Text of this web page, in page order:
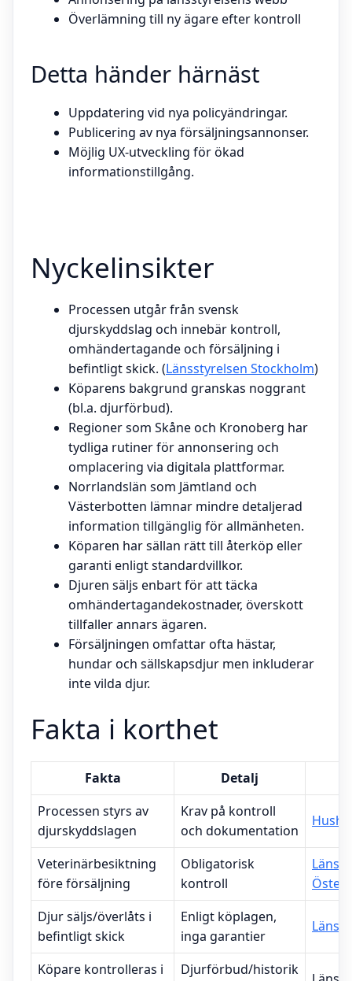
Överlämning till ny ägare efter kontroll
Detta händer härnäst
Uppdatering vid nya policyändringar.
Publicering av nya försäljningsannonser.
Möjlig UX-utveckling för ökad
informationstillgång.
Nyckelinsikter
Processen utgår från svensk
djurskyddslag och innebär kontroll,
omhändertagande och försäljning i
befintligt skick. (Länsstyrelsen Stockholm)
Köparens bakgrund granskas noggrant
(bl.a. djurförbud).
Regioner som Skåne och Kronoberg har
tydliga rutiner för annonsering och
omplacering via digitala plattformar.
Norrlandslän som Jämtland och
Västerbotten lämnar mindre detaljerad
information tillgänglig för allmänheten.
Köparen har sällan rätt till återköp eller
garanti enligt standardvillkor.
Djuren säljs enbart för att täcka
omhändertagandekostnader, överskott
tillfaller annars ägaren.
Försäljningen omfattar ofta hästar,
hundar och sällskapsdjur men inkluderar
inte vilda djur.
Fakta i korthet
Fakta
Detalj
Processen styrs av
djurskyddslagen
Krav på kontroll
och dokumentation
Veterinärbesiktning
före försäljning
Obligatorisk
kontroll
Djur säljs/överlåts i
befintligt skick
Enligt köplagen,
inga garantier
Köpare kontrolleras i
Djurförbud/historik